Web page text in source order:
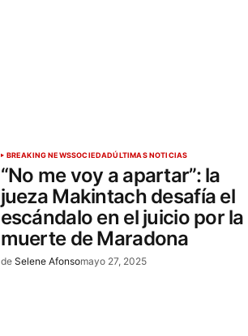
BREAKING NEWSSOCIEDADÚLTIMAS NOTICIAS
“No me voy a apartar”: la
jueza Makintach desafía el
escándalo en el juicio por la
muerte de Maradona
de Selene Afonsomayo 27, 2025